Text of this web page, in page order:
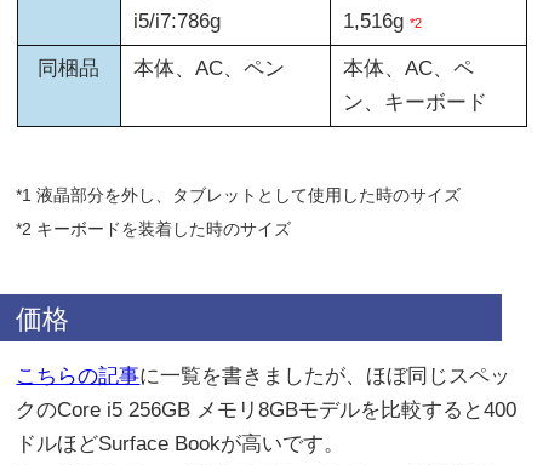
i5/i7:786g
1,516g *2
同梱品 本体、AC、ペン
本体、AC、ペ
ン、キーボード
*1 液晶部分を外し、タブレットとして使用した時のサイズ
*2 キーボードを装着した時のサイズ
価格
こちらの記事に一覧を書きましたが、ほぼ同じスペッ
クのCore i5 256GB メモリ8GBモデルを比較すると400
ドルほどSurface Bookが高いです。